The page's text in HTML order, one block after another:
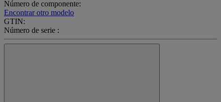
Número de componente:
Encontrar otro modelo
GTIN:
Número de serie :